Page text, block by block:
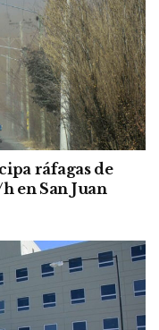
ráfagas de
en San Juan